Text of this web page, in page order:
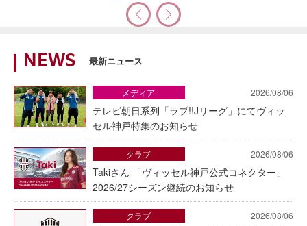
NEWS 最新ニュース
2026/08/06
テレビ朝日系列「ラブ!!Jリーグ」にてヴィッ
セル神戸特集のお知らせ
メディア
2026/08/06
Takiさん 「ヴィッセル神戸公式コネクター」
2026/27シーズン継続のお知らせ
クラブ
2026/08/06
クラブ